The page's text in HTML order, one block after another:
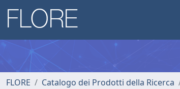
FLORE Catalogo dei Prodotti della Ricerca